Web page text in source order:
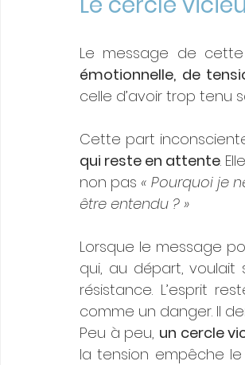
Le message de
émotionnelle, de
celle d’avoir trop tenu
Cette part
qui reste en attente.
non pas « Pourquoi je
être entendu ? »
Lorsque le message
qui, au départ,
résistance. L’esprit
comme un danger. Il
Peu à peu, un cercle
la tension empêche